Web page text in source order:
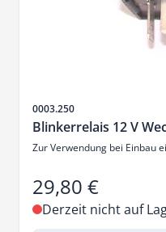
Artikelnr.
0003.250
Blinkerrelais 12 V
Zur Verwendung bei Einbau
29,80 €
Derzeit nicht auf